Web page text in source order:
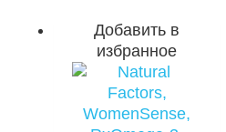
Добавить в
избранное